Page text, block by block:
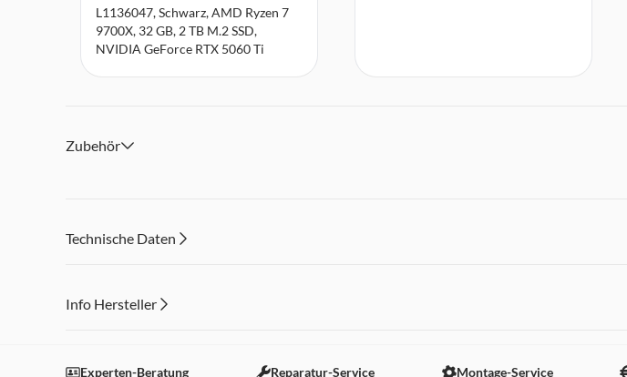
L1136047, Schwarz, AMD Ryzen 7
9700X, 32 GB, 2 TB M.2 SSD,
NVIDIA GeForce RTX 5060 Ti
Zubehör
Technische Daten
Info Hersteller
Einstellungen anpassen
Experten-Beratung Reparatur-Service Montage-Service